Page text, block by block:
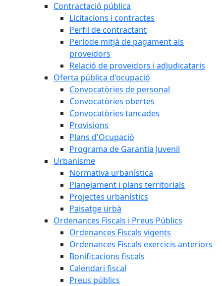
Contractació pública
Licitacions i contractes
Perfil de contractant
Període mitjà de pagament als
proveïdors
Relació de proveïdors i adjudicataris
Oferta pública d'ocupació
Convocatòries de personal
Convocatòries obertes
Convocatòries tancades
Provisions
Plans d'Ocupació
Programa de Garantia Juvenil
Urbanisme
Normativa urbanística
Planejament i plans territorials
Projectes urbanístics
Paisatge urbà
Ordenances Fiscals i Preus Públics
Ordenances Fiscals vigents
Ordenances Fiscals exercicis anteriors
Bonificacions fiscals
Calendari fiscal
Preus públics